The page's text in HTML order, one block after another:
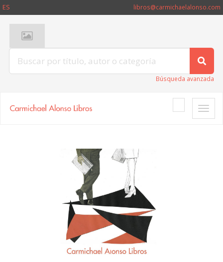
ES libros@carmichaelalonso.com
Búsqueda avanzada
Toggle